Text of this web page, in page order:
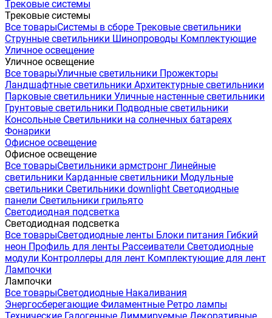
Трековые системы
Трековые системы
Все товарыСистемы в сборе Трековые светильники
Струнные светильники Шинопроводы Комплектующие
Уличное освещение
Уличное освещение
Все товарыУличные светильники Прожекторы
Ландшафтные светильники Архитектурные светильники
Парковые светильники Уличные настенные светильники
Грунтовые светильники Подводные светильники
Консольные Светильники на солнечных батареях
Фонарики
Офисное освещение
Офисное освещение
Все товарыСветильники армстронг Линейные
светильники Карданные светильники Модульные
светильники Светильники downlight Светодиодные
панели Светильники грильято
Светодиодная подсветка
Светодиодная подсветка
Все товарыСветодиодные ленты Блоки питания Гибкий
неон Профиль для ленты Рассеиватели Светодиодные
модули Контроллеры для лент Комплектующие для лент
Лампочки
Лампочки
Все товарыСветодиодные Накаливания
Энергосберегающие Филаментные Ретро лампы